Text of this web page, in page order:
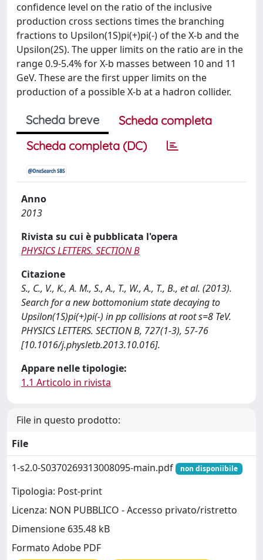
confidence level on the ratio of the inclusive
production cross sections times the branching
fractions to Upsilon(1S)pi(+)pi(-) of the X-b and the
Upsilon(2S). The upper limits on the ratio are in the
range 0.9-5.4% for X-b masses between 10 and 11
GeV. These are the first upper limits on the
production of a possible X-b at a hadron collider.
Scheda breve
Scheda completa
Scheda completa (DC)
Anno
2013
Rivista su cui è pubblicata l'opera
PHYSICS LETTERS. SECTION B
Citazione
S., C., V., K., A. M., S., A., T., W., A., T., B., et al. (2013).
Search for a new bottomonium state decaying to
Upsilon(1S)pi(+)pi(-) in pp collisions at root s=8 TeV.
PHYSICS LETTERS. SECTION B, 727(1-3), 57-76
[10.1016/j.physletb.2013.10.016].
Appare nelle tipologie:
1.1 Articolo in rivista
File in questo prodotto:
File
1-s2.0-S0370269313008095-main.pdf
non disponiibile
Tipologia: Post-print
Licenza: NON PUBBLICO - Accesso privato/ristretto
Dimensione 635.48 kB
Formato Adobe PDF